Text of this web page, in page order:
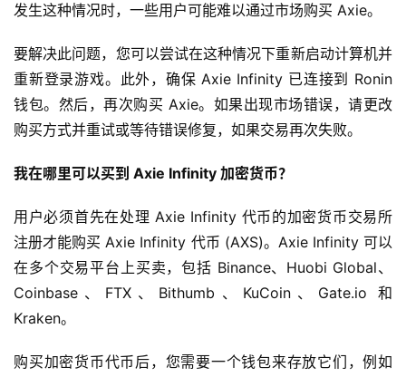
发生这种情况时，一些用户可能难以通过市场购买 Axie。
要解决此问题，您可以尝试在这种情况下重新启动计算机并
重新登录游戏。此外，确保 Axie Infinity 已连接到 Ronin
钱包。然后，再次购买 Axie。如果出现市场错误，请更改
购买方式并重试或等待错误修复，如果交易再次失败。
我在哪里可以买到 Axie Infinity 加密货币？
用户必须首先在处理 Axie Infinity 代币的加密货币交易所
注册才能购买 Axie Infinity 代币 (AXS)。Axie Infinity 可以
在多个交易平台上买卖，包括 Binance、Huobi Global、
Coinbase、FTX、Bithumb、KuCoin、Gate.io 和
Kraken。
购买加密货币代币后，您需要一个钱包来存放它们，例如